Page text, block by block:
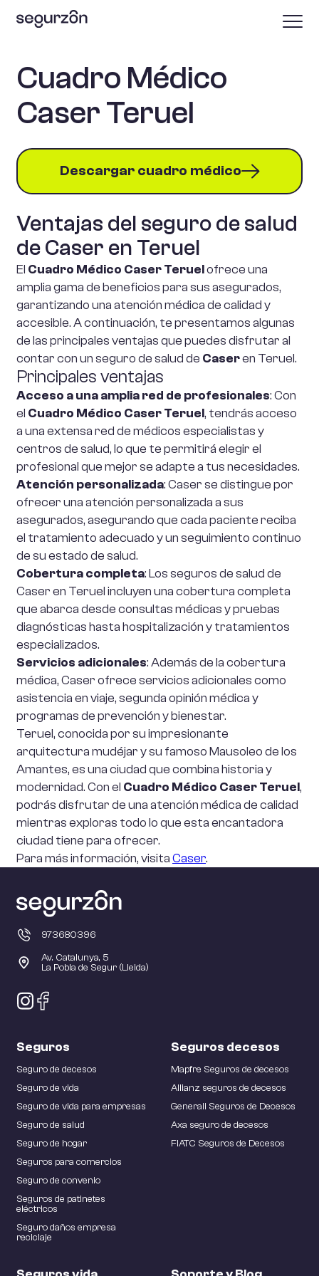
Cuadro Médico
Caser Teruel
Descargar cuadro médico
Ventajas del seguro de salud
de Caser en Teruel
El Cuadro Médico Caser Teruelofrece una
amplia gama de beneficios para sus asegurados,
garantizando una atención médica de calidad y
accesible. A continuación, te presentamos algunas
de las principales ventajas que puedes disfrutar al
contar con un seguro de salud de Caseren Teruel.
Principales ventajas
Acceso a una amplia red de profesionales: Con
el Cuadro Médico Caser Teruel, tendrás acceso
a una extensa red de médicos especialistas y
centros de salud, lo que te permitirá elegir el
profesional que mejor se adapte a tus necesidades.
Atención personalizada: Caser se distingue por
ofrecer una atención personalizada a sus
asegurados, asegurando que cada paciente reciba
el tratamiento adecuado y un seguimiento continuo
de su estado de salud.
Cobertura completa: Los seguros de salud de
Caser en Teruel incluyen una cobertura completa
que abarca desde consultas médicas y pruebas
diagnósticas hasta hospitalización y tratamientos
especializados.
Servicios adicionales: Además de la cobertura
médica, Caser ofrece servicios adicionales como
asistencia en viaje, segunda opinión médica y
programas de prevención y bienestar.
Teruel, conocida por su impresionante
arquitectura mudéjar y su famoso Mausoleo de los
Amantes, es una ciudad que combina historia y
modernidad. Con el Cuadro Médico Caser Teruel,
podrás disfrutar de una atención médica de calidad
mientras exploras todo lo que esta encantadora
ciudad tiene para ofrecer.
Para más información, visitaCaser.
973680396
Av. Catalunya, 5
La Pobla de Segur (Lleida)
Seguros
Seguro de decesos
Seguro de vida
Seguro de vida para empresas
Seguro de salud
Seguro de hogar
Seguros para comercios
Seguro de convenio
Seguros de patinetes
eléctricos
Seguro daños empresa
reciclaje
Seguros decesos
Mapfre Seguros de decesos
Allianz seguros de decesos
Generali Seguros de Decesos
Axa seguro de decesos
FIATC Seguros de Decesos